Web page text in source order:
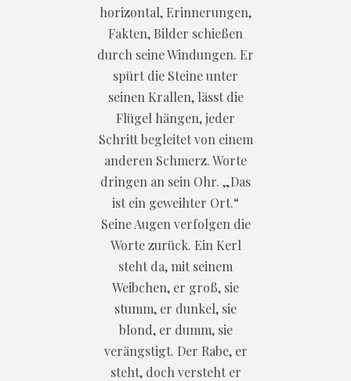
horizontal, Erinnerungen,
Fakten, Bilder schießen
durch seine Windungen. Er
spürt die Steine unter
seinen Krallen, lässt die
Flügel hängen, jeder
Schritt begleitet von einem
anderen Schmerz. Worte
dringen an sein Ohr. „Das
ist ein geweihter Ort.“
Seine Augen verfolgen die
Worte zurück. Ein Kerl
steht da, mit seinem
Weibchen, er groß, sie
stumm, er dunkel, sie
blond, er dumm, sie
verängstigt. Der Rabe, er
steht, doch versteht er